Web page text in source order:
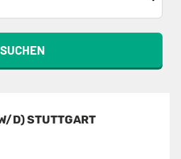
SUCHEN
D) STUTTGART